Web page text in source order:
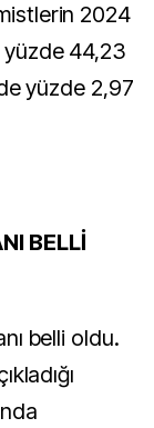
2024
44,23
yüzde 2,97
BELLİ
belli oldu.